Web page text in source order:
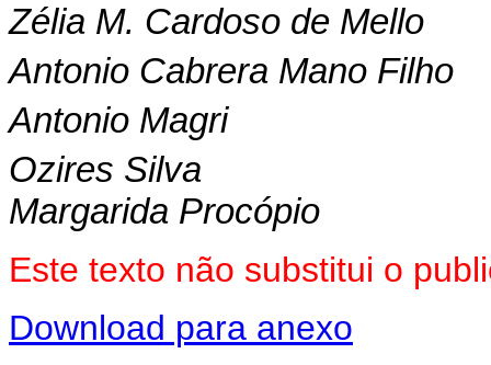
Zélia M. Cardoso de Mello
Antonio Cabrera Mano Filho
Antonio Magri
Ozires Silva
Margarida Procópio
Este texto não substitui o
Download para anexo